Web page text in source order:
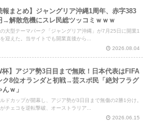
報まとめ】ジャングリア沖縄1周年、赤字383
→解散危機にスレ民総ツッコミｗｗｗ
大型テーマパーク「ジャングリア沖縄」が7月25日に開業1
迎えた。当サイトでも開業直後から...
2026.08.04
杯】アジア勢3日目まで無敗！日本代表はFIFA
ク8位オランダと初戦→芸スポ民「絶対フラグ
んｗ」
ドカップが開幕し、アジア勢が3日目まで無傷の2勝1分け。
チェコを逆転撃破、オーストラリア...
2026.06.15